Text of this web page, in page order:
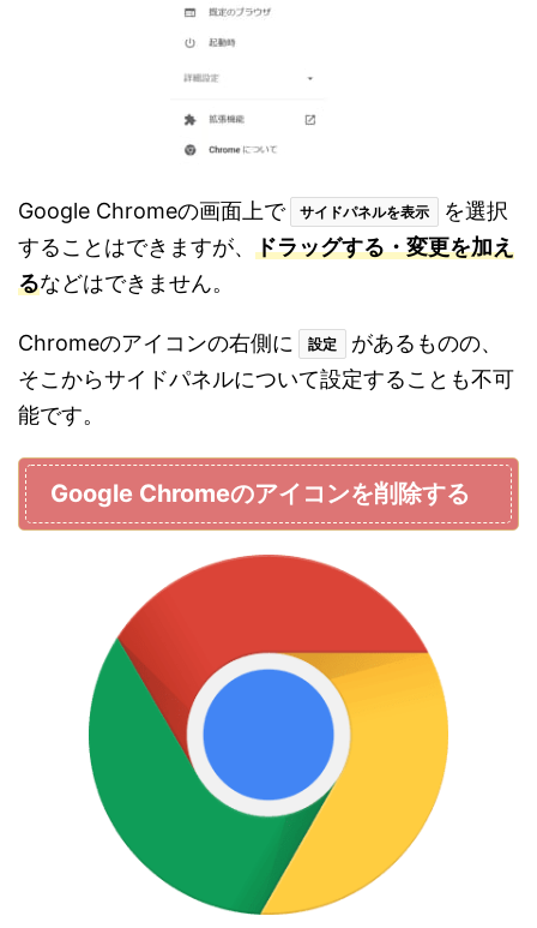
Google Chromeの画面上で サイドパネルを表示
を選択
することはできますが、 ドラッグする・変更を加え
るなどはできません。
Chromeのアイコンの右側に 設定
があるものの、
そこからサイドパネルについて設定することも不可
能です。
Google Chromeのアイコンを削除する